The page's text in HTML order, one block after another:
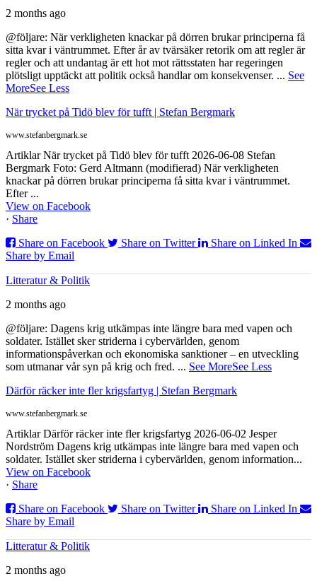
2 months ago
@följare: När verkligheten knackar på dörren brukar principerna få
sitta kvar i väntrummet. Efter år av tvärsäker retorik om att regler är
regler och att undantag är ett hot mot rättsstaten har regeringen
plötsligt upptäckt att politik också handlar om konsekvenser. ... See
MoreSee Less
När trycket på Tidö blev för tufft | Stefan Bergmark
www.stefanbergmark.se
Artiklar När trycket på Tidö blev för tufft 2026-06-08 Stefan
Bergmark Foto: Gerd Altmann (modifierad) När verkligheten
knackar på dörren brukar principerna få sitta kvar i väntrummet.
Efter ...
View on Facebook
· Share
Share on Facebook
Share on Twitter
Share on Linked In
Share by Email
Litteratur & Politik
2 months ago
@följare: Dagens krig utkämpas inte längre bara med vapen och
soldater. Istället sker striderna i cybervärlden, genom
informationspåverkan och ekonomiska sanktioner – en utveckling
som utmanar vår syn på krig och fred. ... See MoreSee Less
Därför räcker inte fler krigsfartyg | Stefan Bergmark
www.stefanbergmark.se
Artiklar Därför räcker inte fler krigsfartyg 2026-06-02 Jesper
Nordström Dagens krig utkämpas inte längre bara med vapen och
soldater. Istället sker striderna i cybervärlden, genom information...
View on Facebook
· Share
Share on Facebook
Share on Twitter
Share on Linked In
Share by Email
Litteratur & Politik
2 months ago